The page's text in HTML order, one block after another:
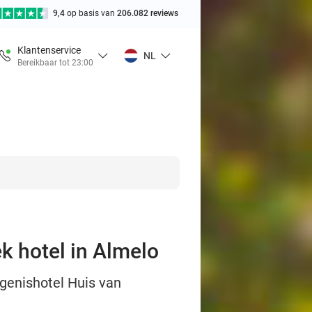
9,4 op basis van 206.082 reviews
Klantenservice
Bereikbaar tot 23:00
NL
hotel in Almelo
Huis van